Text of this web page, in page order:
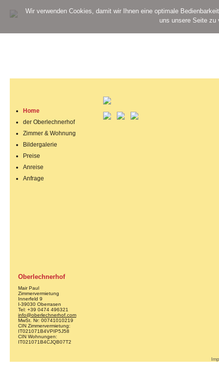
Home
der Oberlechnerhof
Zimmer & Wohnung
Bildergalerie
Preise
Anreise
Anfrage
Oberlechnerhof
Mair Paul
Zimmervermietung
Innerfeld 9
I-39030 Oberrasen
Tel: +39 0474 496321
info@oberlechnerhof.com
MwSt. Nr: 00741010219
CIN Zimmervermietung:
IT021071B4VPIP5J58
CIN Wohnungen:
IT021071B4CJQB07T2
Wir verwenden Cookies, damit wir Ihnen eine optimale
uns unsere Seite